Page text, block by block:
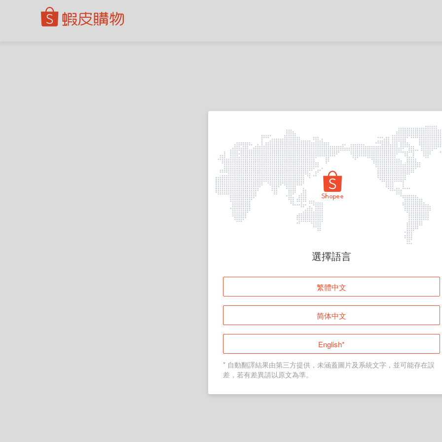
頁面無法顯示
登入
返回首頁
選擇語言
繁體中文
简体中文
English*
* 自動翻譯結果由第三方提供，未涵蓋圖片及系統文字，並可能存在誤
差，若有差異請以原文為準。